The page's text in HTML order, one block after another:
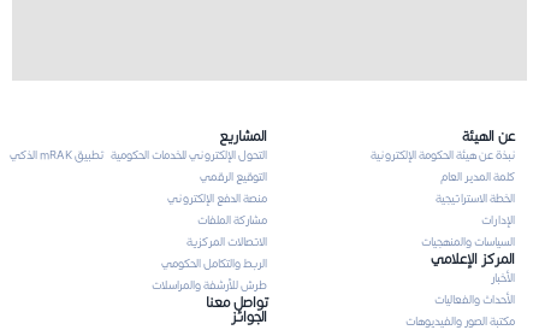
عن الهيئة
نبذة عن هيئة الحكومة الإلكترونية
كلمة المدير العام
الخطة الاستراتيجية
الإدارات
السياسات والمنهجيات
المركز الإعلامي
الأخبار
الأحداث والفعاليات
مكتبة الصور والفيديوهات
المشاريع
التحول الإلكتروني للخدمات الحكومية تطبيق mRAK الذكي
التوقيع الرقمي
منصة الدفع الإلكتروني
مشاركة الملفات
الاتصالات المركزية
الربط والتكامل الحكومي
طرش للأرشفة والمراسلات
تواصل معنا
الجوائز